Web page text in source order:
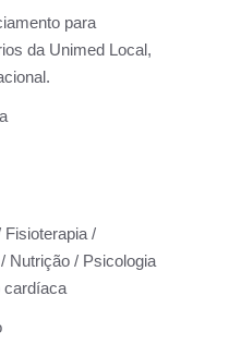
para
da Unimed Local,
Fisioterapia /
Nutrição / Psicologia
cardíaca